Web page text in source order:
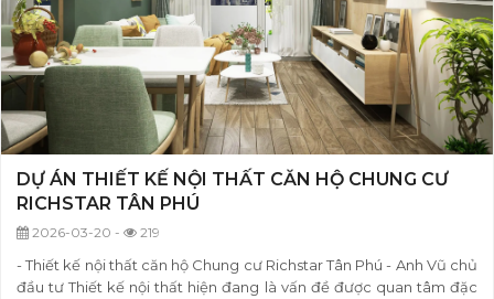
DỰ ÁN THIẾT KẾ NỘI THẤT CĂN HỘ CHUNG CƯ
RICHSTAR TÂN PHÚ
2026-03-20 - 219
- Thiết kế nội thất căn hộ Chung cư Richstar Tân Phú - Anh Vũ chủ
đầu tư Thiết kế nội thất hiện đang là vấn đề được quan tâm đặc